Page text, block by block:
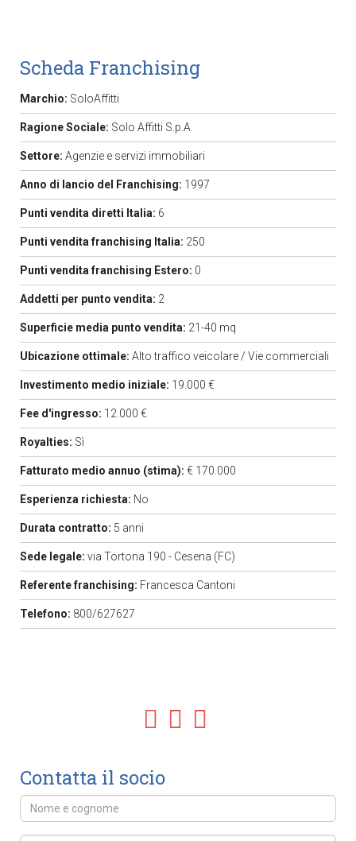
Scheda Franchising
Marchio: SoloAffitti
Ragione Sociale: Solo Affitti S.p.A.
Settore: Agenzie e servizi immobiliari
Anno di lancio del Franchising: 1997
Punti vendita diretti Italia: 6
Punti vendita franchising Italia: 250
Punti vendita franchising Estero: 0
Addetti per punto vendita: 2
Superficie media punto vendita: 21-40 mq
Ubicazione ottimale: Alto traffico veicolare / Vie commerciali
Investimento medio iniziale: 19.000 €
Fee d'ingresso: 12.000 €
Royalties: Sì
Fatturato medio annuo (stima): € 170.000
Esperienza richiesta: No
Durata contratto: 5 anni
Sede legale: via Tortona 190 - Cesena (FC)
Referente franchising: Francesca Cantoni
Telefono: 800/627627
Contatta il socio